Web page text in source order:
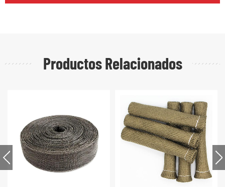
Productos Relacionados